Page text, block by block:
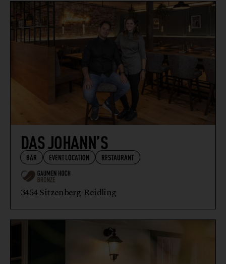
WIRTSHAUS
DAS JOHANN’S
BAR EVENTLOCATION RESTAURANT
3454 Sitzenberg-Reidling